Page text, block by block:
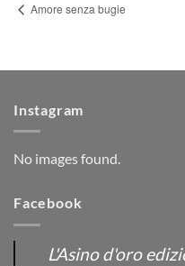
Amore senza bugie
Instagram
No images found.
Facebook
L'Asino d'oro